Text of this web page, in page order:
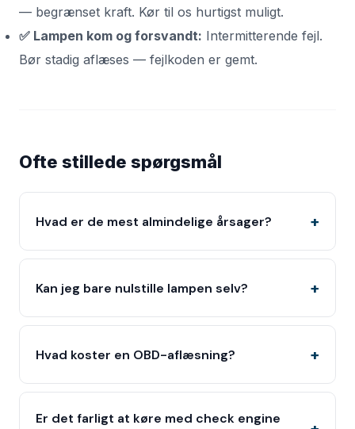
— begrænset kraft. Kør til os hurtigst muligt.
✅ Lampen kom og forsvandt: Intermitterende fejl.
Bør stadig aflæses — fejlkoden er gemt.
Ofte stillede spørgsmål
Hvad er de mest almindelige årsager?
Kan jeg bare nulstille lampen selv?
Hvad koster en OBD-aflæsning?
Er det farligt at køre med check engine